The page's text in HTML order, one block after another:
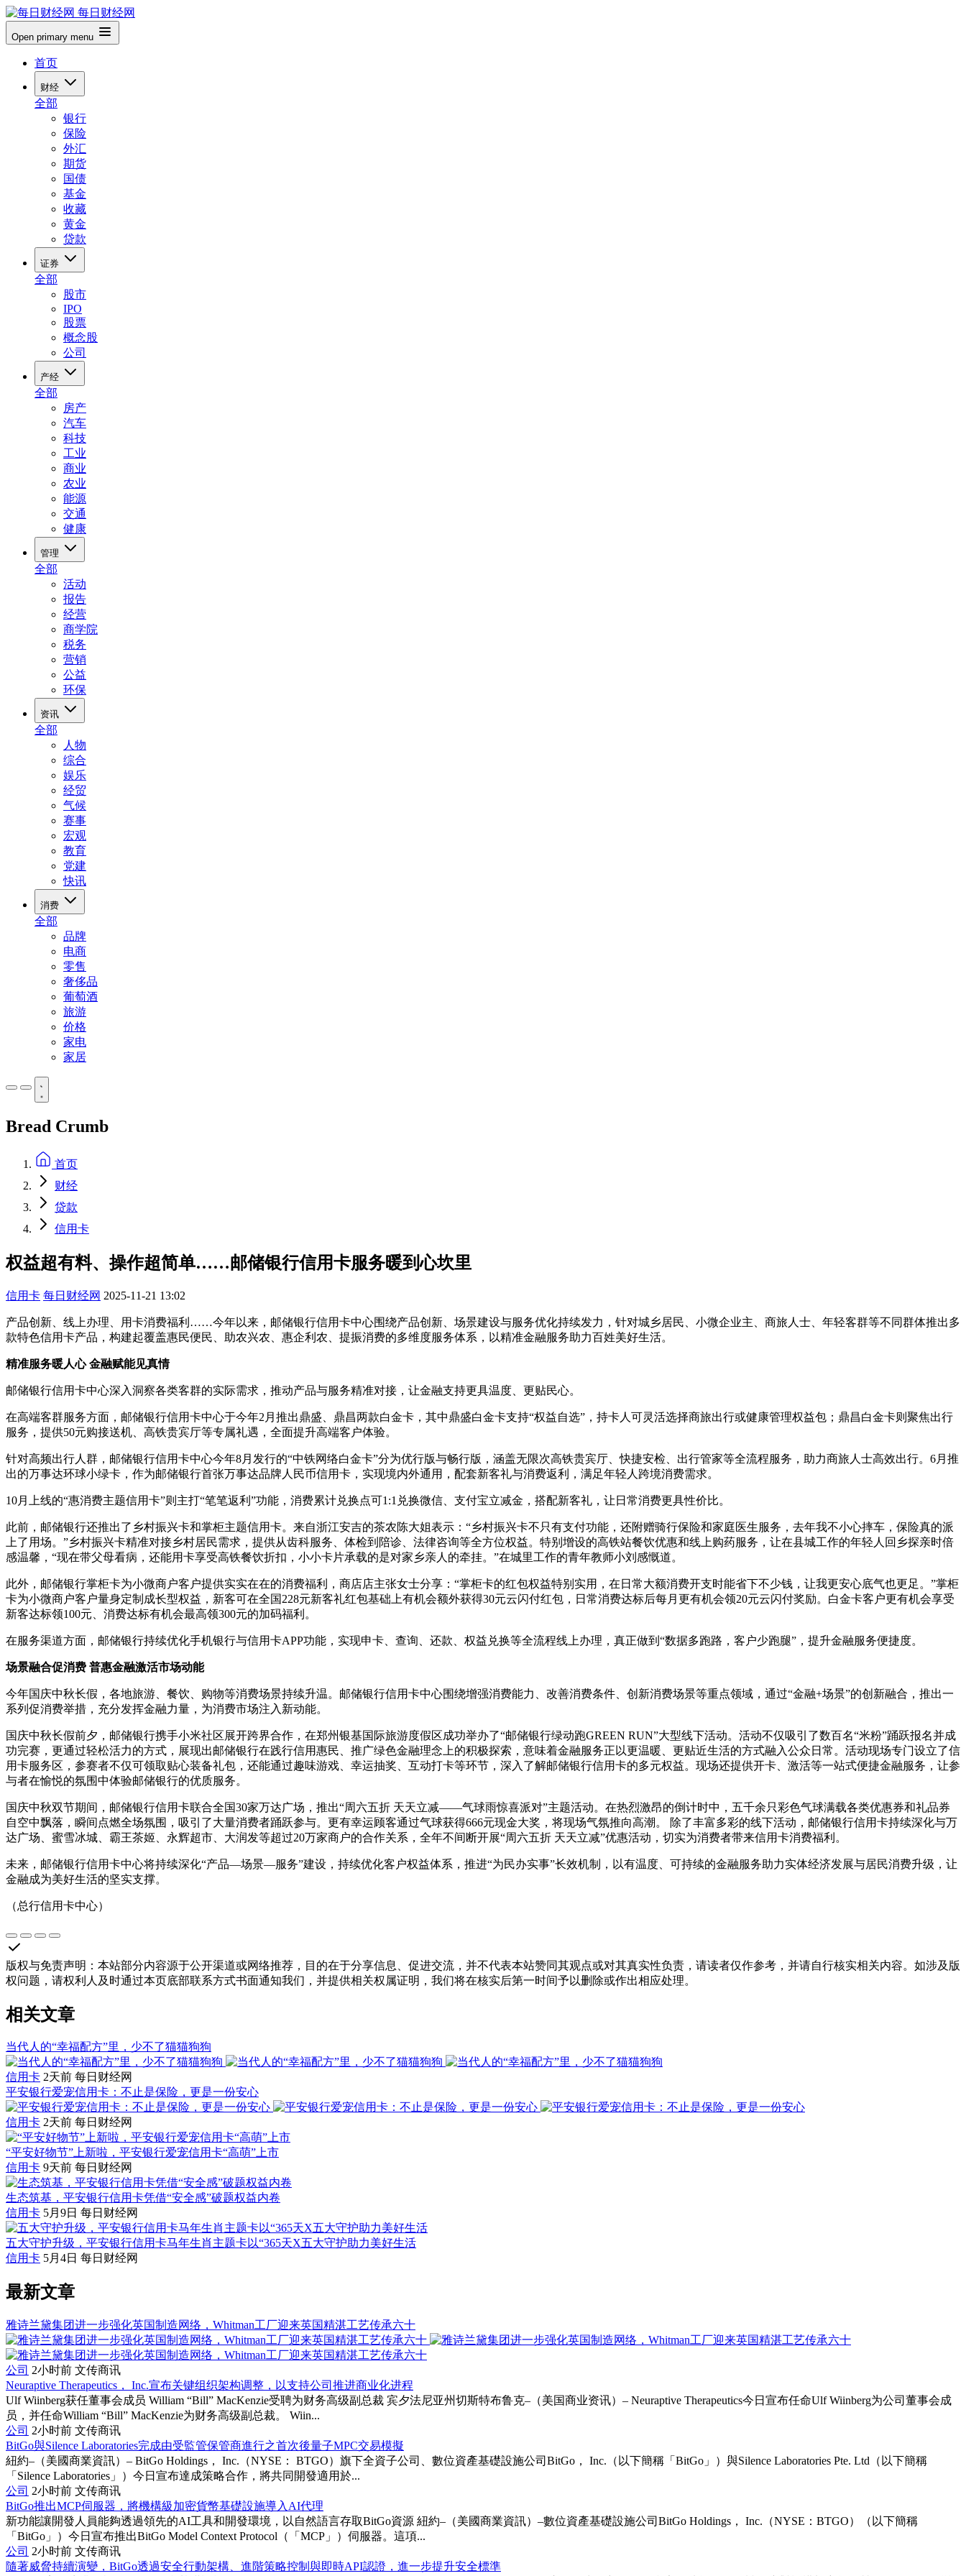
每日财经网
Open primary menu
首页
财经
全部
银行
保险
外汇
期货
国债
基金
收藏
黄金
贷款
证券
全部
股市
IPO
股票
概念股
公司
产经
全部
房产
汽车
科技
工业
商业
农业
能源
交通
健康
管理
全部
活动
报告
经营
商学院
税务
营销
公益
环保
资讯
全部
人物
综合
娱乐
经贸
气候
赛事
宏观
教育
党建
快讯
消费
全部
品牌
电商
零售
奢侈品
葡萄酒
旅游
价格
家电
家居
Bread Crumb
首页
财经
贷款
信用卡
权益超有料、操作超简单……邮储银行信用卡服务暖到心坎里
信用卡 每日财经网 2025-11-21 13:02
产品创新、线上办理、用卡消费福利……今年以来，邮储银行信用卡中心围绕产品创新、场景建设与服务优化持续发力，针对城乡居民、小微企业主、商旅人士、年轻客群等不同群体推出多
款特色信用卡产品，构建起覆盖惠民便民、助农兴农、惠企利农、提振消费的多维度服务体系，以精准金融服务助力百姓美好生活。
精准服务暖人心 金融赋能见真情
邮储银行信用卡中心深入洞察各类客群的实际需求，推动产品与服务精准对接，让金融支持更具温度、更贴民心。
在高端客群服务方面，邮储银行信用卡中心于今年2月推出鼎盛、鼎昌两款白金卡，其中鼎盛白金卡支持“权益自选”，持卡人可灵活选择商旅出行或健康管理权益包；鼎昌白金卡则聚焦出行
服务，提供50元购接送机、高铁贵宾厅等专属礼遇，全面提升高端客户体验。
针对高频出行人群，邮储银行信用卡中心今年8月发行的“中铁网络白金卡”分为优行版与畅行版，涵盖无限次高铁贵宾厅、快捷安检、出行管家等全流程服务，助力商旅人士高效出行。6月推
出的万事达环球小绿卡，作为邮储银行首张万事达品牌人民币信用卡，实现境内外通用，配套新客礼与消费返利，满足年轻人跨境消费需求。
10月上线的“惠消费主题信用卡”则主打“笔笔返利”功能，消费累计兑换点可1:1兑换微信、支付宝立减金，搭配新客礼，让日常消费更具性价比。
此前，邮储银行还推出了乡村振兴卡和掌柜主题信用卡。来自浙江安吉的茶农陈大姐表示：“乡村振兴卡不只有支付功能，还附赠骑行保险和家庭医生服务，去年我不小心摔车，保险真的派
上了用场。”乡村振兴卡精准对接乡村居民需求，提供从齿科服务、体检到陪诊、法律咨询等全方位权益。特别增设的高铁站餐饮优惠和线上购药服务，让在县城工作的年轻人回乡探亲时倍
感温馨，“现在带父母看病，还能用卡享受高铁餐饮折扣，小小卡片承载的是对家乡亲人的牵挂。”在城里工作的青年教师小刘感慨道。
此外，邮储银行掌柜卡为小微商户客户提供实实在在的消费福利，商店店主张女士分享：“掌柜卡的红包权益特别实用，在日常大额消费开支时能省下不少钱，让我更安心底气也更足。”掌柜
卡为小微商户客户量身定制成长型权益，新客可在全国228元新客礼红包基础上有机会额外获得30元云闪付红包，日常消费达标后每月更有机会领20元云闪付奖励。白金卡客户更有机会享受
新客达标领100元、消费达标有机会最高领300元的加码福利。
在服务渠道方面，邮储银行持续优化手机银行与信用卡APP功能，实现申卡、查询、还款、权益兑换等全流程线上办理，真正做到“数据多跑路，客户少跑腿”，提升金融服务便捷度。
场景融合促消费 普惠金融激活市场动能
今年国庆中秋长假，各地旅游、餐饮、购物等消费场景持续升温。邮储银行信用卡中心围绕增强消费能力、改善消费条件、创新消费场景等重点领域，通过“金融+场景”的创新融合，推出一
系列促消费举措，充分发挥金融力量，为消费市场注入新动能。
国庆中秋长假前夕，邮储银行携手小米社区展开跨界合作，在郑州银基国际旅游度假区成功举办了“邮储银行绿动跑GREEN RUN”大型线下活动。活动不仅吸引了数百名“米粉”踊跃报名并成
功完赛，更通过轻松活力的方式，展现出邮储银行在践行信用惠民、推广绿色金融理念上的积极探索，意味着金融服务正以更温暖、更贴近生活的方式融入公众日常。活动现场专门设立了信
用卡服务区，参赛者不仅可领取贴心装备礼包，还能通过趣味游戏、幸运抽奖、互动打卡等环节，深入了解邮储银行信用卡的多元权益。现场还提供开卡、激活等一站式便捷金融服务，让参
与者在愉悦的氛围中体验邮储银行的优质服务。
国庆中秋双节期间，邮储银行信用卡联合全国30家万达广场，推出“周六五折 天天立减——气球雨惊喜派对”主题活动。在热烈激昂的倒计时中，五千余只彩色气球满载各类优惠券和礼品券
自空中飘落，瞬间点燃全场氛围，吸引了大量消费者踊跃参与。更有幸运顾客通过气球获得666元现金大奖，将现场气氛推向高潮。 除了丰富多彩的线下活动，邮储银行信用卡持续深化与万
达广场、蜜雪冰城、霸王茶姬、永辉超市、大润发等超过20万家商户的合作关系，全年不间断开展“周六五折 天天立减”优惠活动，切实为消费者带来信用卡消费福利。
未来，邮储银行信用卡中心将持续深化“产品—场景—服务”建设，持续优化客户权益体系，推进“为民办实事”长效机制，以有温度、可持续的金融服务助力实体经济发展与居民消费升级，让
金融成为美好生活的坚实支撑。
（总行信用卡中心）
版权与免责声明 ： 本站部分内容源于公开渠道或网络推荐，目的在于分享信息、促进交流，并不代表本站赞同其观点或对其真实性负责，请读者仅作参考，并请自行核实相关内容。如涉及版
权问题，请权利人及时通过本页底部联系方式书面通知我们，并提供相关权属证明，我们将在核实后第一时间予以删除或作出相应处理。
相关文章
当代人的“幸福配方”里，少不了猫猫狗狗
信用卡 2天前 每日财经网
平安银行爱宠信用卡：不止是保险，更是一份安心
信用卡 2天前 每日财经网
“平安好物节”上新啦，平安银行爱宠信用卡“高萌”上市
信用卡 9天前 每日财经网
生态筑基，平安银行信用卡凭借“安全感”破题权益内卷
信用卡 5月9日 每日财经网
五大守护升级，平安银行信用卡马年生肖主题卡以“365天X五大守护助力美好生活
信用卡 5月4日 每日财经网
最新文章
雅诗兰黛集团进一步强化英国制造网络，Whitman工厂迎来英国精湛工艺传承六十
公司 2小时前 文传商讯
Neuraptive Therapeutics， Inc.宣布关键组织架构调整，以支持公司推进商业化进程
Ulf Wiinberg获任董事会成员 William “Bill” MacKenzie受聘为财务高级副总裁 宾夕法尼亚州切斯特布鲁克–（美国商业资讯）– Neuraptive Therapeutics今日宣布任命Ulf Wiinberg为公司董事会成
员，并任命William “Bill” MacKenzie为财务高级副总裁。 Wiin...
公司 2小时前 文传商讯
BitGo與Silence Laboratories完成由受監管保管商進行之首次後量子MPC交易模擬
紐約–（美國商業資訊）– BitGo Holdings， Inc.（NYSE： BTGO）旗下全資子公司、數位資產基礎設施公司BitGo， Inc.（以下簡稱「BitGo」）與Silence Laboratories Pte. Ltd（以下簡稱
「Silence Laboratories」）今日宣布達成策略合作，將共同開發適用於...
公司 2小时前 文传商讯
BitGo推出MCP伺服器，將機構級加密貨幣基礎設施導入AI代理
新功能讓開發人員能夠透過領先的AI工具和開發環境，以自然語言存取BitGo資源 紐約–（美國商業資訊）–數位資產基礎設施公司BitGo Holdings， Inc.（NYSE：BTGO）（以下簡稱
「BitGo」）今日宣布推出BitGo Model Context Protocol（「MCP」）伺服器。這項...
公司 2小时前 文传商讯
隨著威脅持續演變，BitGo透過安全行動架構、進階策略控制與即時API認證，進一步提升安全標準